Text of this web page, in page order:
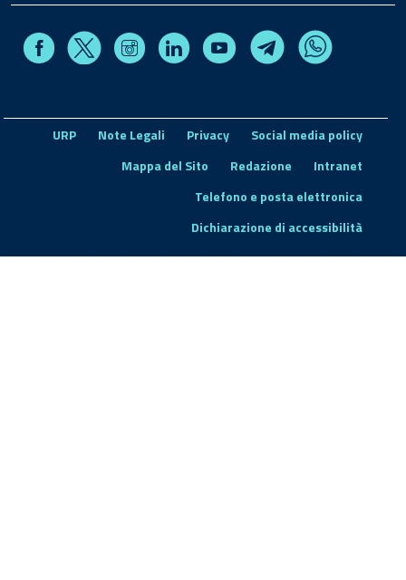
FacebookX InstagramLinkedin Youtube TelegramWhatsapp
URP Note Legali Privacy
Social media policy
Mappa del Sito
Redazione
Intranet
Telefono e posta elettronica
Dichiarazione di accessibilità